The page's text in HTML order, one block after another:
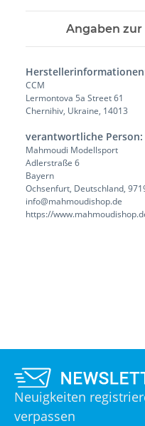
Angaben
CCM
Lermontova 5a Street 61
Chernihiv, Ukraine, 14013
verantwortliche Person:
Mahmoudi Modellsport
Adlerstraße 6
Bayern
Ochsenfurt, Deutschland,
info@mahmoudishop.de
https://
Neuigkeiten
verpassen